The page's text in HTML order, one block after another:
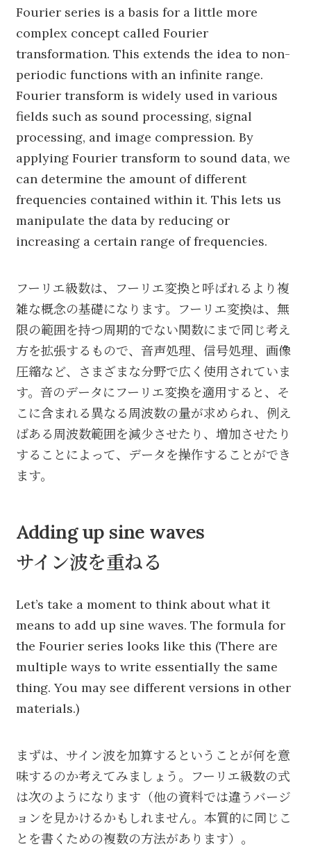
Fourier series is a basis for a little more
complex concept called Fourier
transformation. This extends the idea to non-
periodic functions with an infinite range.
Fourier transform is widely used in various
fields such as sound processing, signal
processing, and image compression. By
applying Fourier transform to sound data, we
can determine the amount of different
frequencies contained within it. This lets us
manipulate the data by reducing or
increasing a certain range of frequencies.
フーリエ級数は、フーリエ変換と呼ばれるより複
雑な概念の基礎になります。フーリエ変換は、無
限の範囲を持つ周期的でない関数にまで同じ考え
方を拡張するもので、音声処理、信号処理、画像
圧縮など、さまざまな分野で広く使用されていま
す。音のデータにフーリエ変換を適用すると、そ
こに含まれる異なる周波数の量が求められ、例え
ばある周波数範囲を減少させたり、増加させたり
することによって、データを操作することができ
ます。
Adding up sine waves
サイン波を重ねる
Let’s take a moment to think about what it
means to add up sine waves. The formula for
the Fourier series looks like this (There are
multiple ways to write essentially the same
thing. You may see different versions in other
materials.)
まずは、サイン波を加算するということが何を意
味するのか考えてみましょう。フーリエ級数の式
は次のようになります（他の資料では違うバージ
ョンを見かけるかもしれません。本質的に同じこ
とを書くための複数の方法があります）。